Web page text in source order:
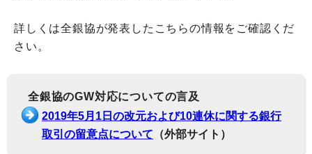
詳しくは全銀協が発表したこちらの情報をご確認くだ
さい。
全銀協のGW対応についての言及
2019年5月1日の改元および10連休に関する銀行
取引の留意点について （外部サイト）